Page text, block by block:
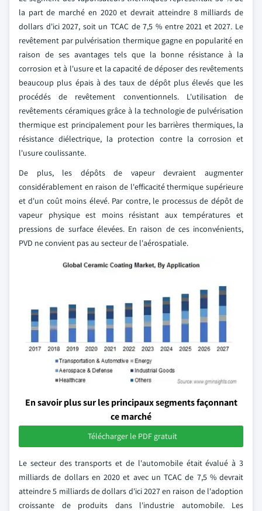
la part de marché en 2020 et devrait atteindre 8 milliards de
dollars d'ici 2027, soit un TCAC de 7,5 % entre 2021 et 2027. Le
revêtement par pulvérisation thermique gagne en popularité en
raison de ses avantages tels que la bonne résistance à la
corrosion et à l'usure et la capacité de déposer des revêtements
beaucoup plus épais à des taux de dépôt plus élevés que les
procédés de revêtement conventionnels. L'utilisation de
revêtements céramiques grâce à la technologie de pulvérisation
thermique est principalement pour les barrières thermiques, la
résistance diélectrique, la protection contre la corrosion et
l'usure coulissante.
De plus, les dépôts de vapeur devraient augmenter
considérablement en raison de l'efficacité thermique supérieure
et d'un coût moins élevé. Par contre, le processus de dépôt de
vapeur physique est moins résistant aux températures et
pressions de surface élevées. En raison de ces inconvénients,
PVD ne convient pas au secteur de l'aérospatiale.
En savoir plus sur les principaux segments façonnant
ce marché
Télécharger le PDF gratuit
Le secteur des transports et de l'automobile était évalué à 3
milliards de dollars en 2020 et avec un TCAC de 7,5 % devrait
atteindre 5 milliards de dollars d'ici 2027 en raison de l'adoption
croissante de produits dans l'industrie automobile. Les